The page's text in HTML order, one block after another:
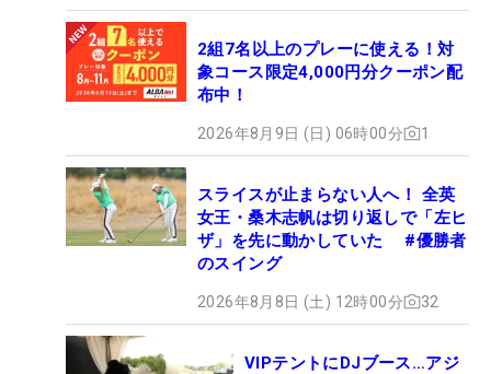
2組7名以上のプレーに使える！対
象コース限定4,000円分クーポン配
布中！
2026年8月9日 (日) 06時00分 1
スライスが止まらない人へ！ 全英
女王・桑木志帆は切り返しで「左ヒ
ザ」を先に動かしていた #優勝者
のスイング
2026年8月8日 (土) 12時00分 32
VIPテントにDJブース…アジ